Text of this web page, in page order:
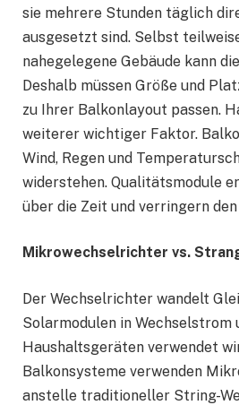
sie mehrere Stunden täglich
ausgesetzt sind. Selbst
nahegelegene Gebäude kann
Deshalb müssen Größe und
zu Ihrer Balkonlayout passen.
weiterer wichtiger Faktor.
Wind, Regen und
widerstehen. Qualitätsmodule
über die Zeit und verringern
Mikrowechselrichter vs.
Der Wechselrichter wandelt
Solarmodulen in Wechselstrom
Haushaltsgeräten verwendet
Balkonsysteme verwenden
anstelle traditioneller String-